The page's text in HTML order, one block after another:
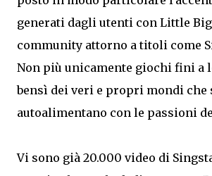
generati dagli utenti con Little
community attorno a titoli come
Non più unicamente giochi fini a
bensì dei veri e propri mondi che
autoalimentano con le passioni
Vi sono già 20.000 video di